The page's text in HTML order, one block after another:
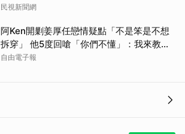
民視新聞網
阿Ken開剿姜厚任戀情疑點「不是笨是不想
拆穿」 他5度回嗆「你們不懂」：我來教育
你們
自由電子報
取消